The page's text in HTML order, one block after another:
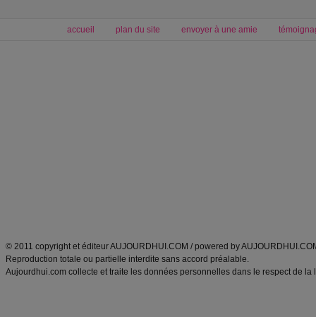
accueil plan du site envoyer à une amie
© 2011 copyright et éditeur AUJOURDHUI.COM / powered by
Reproduction totale ou partielle interdite sans accord préalable.
Aujourdhui.com collecte et traite les données personnelles dans le respect de